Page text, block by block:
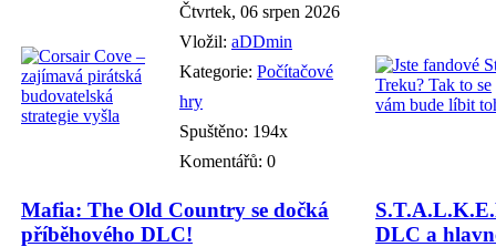
Čtvrtek, 06 srpen 2026
Vložil: aDDmin
Kategorie: Počítačové
hry
Spuštěno: 194x
Komentářů: 0
Mafia: The Old Country se dočká
příběhového DLC!
DLC a